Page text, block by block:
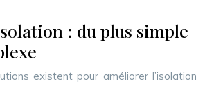
: du plus simple
existent pour améliorer l’isolation